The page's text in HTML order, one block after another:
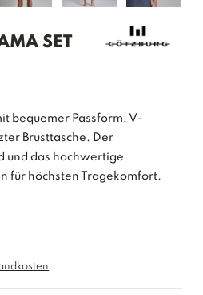
SET
bequemer Passform, V-
Brusttasche. Der
und das hochwertige
für höchsten Tragekomfort.